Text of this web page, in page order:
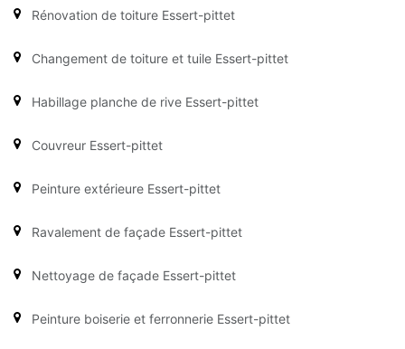
Rénovation de toiture Essert-pittet
Changement de toiture et tuile Essert-pittet
Habillage planche de rive Essert-pittet
Couvreur Essert-pittet
Peinture extérieure Essert-pittet
Ravalement de façade Essert-pittet
Nettoyage de façade Essert-pittet
Peinture boiserie et ferronnerie Essert-pittet